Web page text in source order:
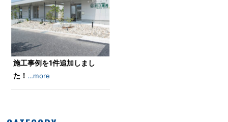
施工事例を1件追加しまし
た！ …more